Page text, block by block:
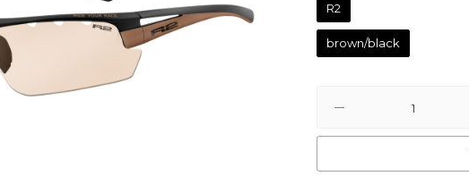
R2
brown/black